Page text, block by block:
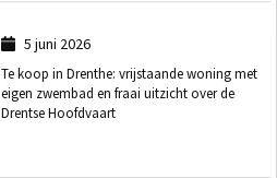
5 juni 2026
Te koop in Drenthe: vrijstaande woning met
eigen zwembad en fraai uitzicht over de
Drentse Hoofdvaart